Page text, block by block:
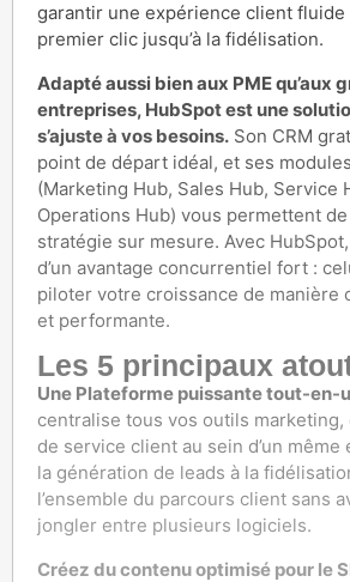
garantir une expérience client fluide
premier clic jusqu’à la fidélisation.
Adapté aussi bien aux PME qu’aux
entreprises, HubSpot est une
s’ajuste à vos besoins. Son CRM
point de départ idéal, et ses modules
(Marketing Hub, Sales Hub, Service
Operations Hub) vous permettent de
stratégie sur mesure. Avec HubSpot,
d’un avantage concurrentiel fort :
piloter votre croissance de manière
et performante.
Les 5 principaux atout
Une Plateforme puissante tout-en-
centralise tous vos outils marketing,
de service client au sein d’un même
la génération de leads à la
l’ensemble du parcours client sans
jongler entre plusieurs logiciels.
Créez du contenu optimisé pour le